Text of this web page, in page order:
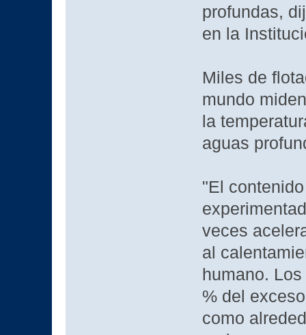
profundas,
en la
Miles de
mundo
la
aguas
"El
veces
al
humano.
% del
como